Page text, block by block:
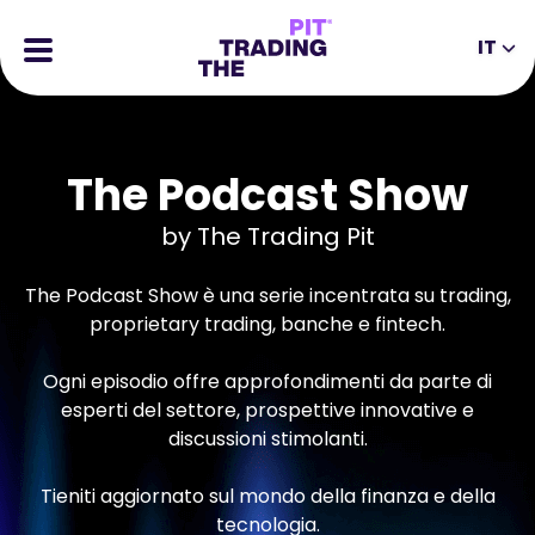
Futures
Stocks
Ricompense
STRUMENTI EDUCATIVI
Blog
Webinar
Informazioni
Portale Affiliati
IT
DE
JA
AR
TR
VI
The Podcast Show
by The Trading Pit
The Podcast Show è una serie incentrata su trading,
proprietary trading, banche e fintech.
Ogni episodio offre approfondimenti da parte di
esperti del settore, prospettive innovative e
discussioni stimolanti.
Tieniti aggiornato sul mondo della finanza e della
tecnologia.